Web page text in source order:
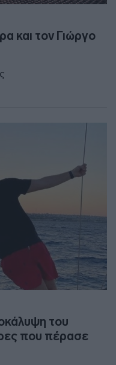
και τον Γιώργο
του
που πέρασε